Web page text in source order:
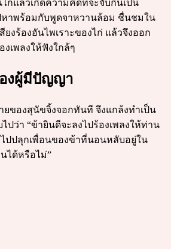
ก่แล้วเกิดความคิดที่จะจับกินเป็น
หาพร้อมกับพูดจาหวานล้อม ชื่นชมใน
งร้องอันไพเราะของไก่ แล้วจึงออก
เพลงให้ฟังใกล้ๆ
งผู้มีปัญญา
ของสุนัขจิ้งจอกทันที จึงแกล้งทำเป็น
ปว่า “ข้ายินดีจะลงไปร้องเพลงให้ท่าน
ปปลุกเพื่อนของข้าที่นอนหลับอยู่ใน
ได้หรือไม่”